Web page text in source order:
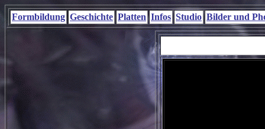
Formbildung Geschichte Platten Infos Studio Bilder und